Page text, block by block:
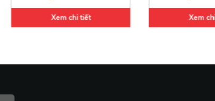
Xem chi tiết Xem chi